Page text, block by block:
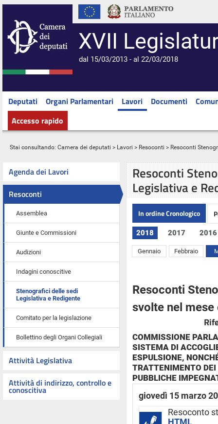
XVII
dal 15/03/2013 - al 22/03/2018
Deputati Organi Parlamentari Lavori Documenti
Accesso rapido
Stai consultando: Camera dei deputati > Lavori > Resoconti > Resoconti
Agenda dei Lavori
Resoconti
Assemblea
Giunte e Commissioni
Audizioni
Indagini conoscitive
Stenografici delle sedi
Legislativa e Redigente
Comitato per la legislazione
Bollettino degli Organi Collegiali
Attività Legislativa
Attività di indirizzo, controllo e
conoscitiva
Resoconti
Legislativa e
In ordine Cronologico
2018
Gennaio Febbraio
2017 2016
Resoconti
svolte nel
COMMISSIONE
SISTEMA DI
ESPULSIONE,
TRATTENIMENTO
PUBBLICHE
giovedì 15 marzo
Resoconto
HTML